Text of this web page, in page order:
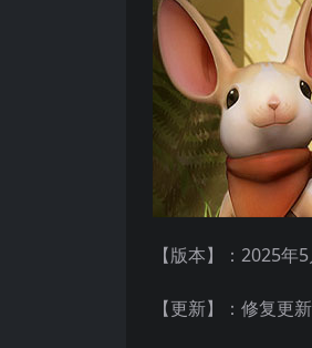
【版本】：2025
【更新】：修复更